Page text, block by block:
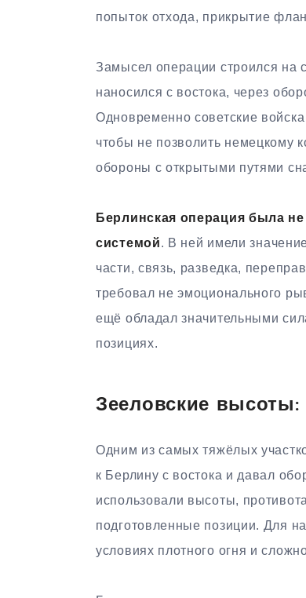
попыток отхода, прикрытие
Замысел операции строился на
наносился с востока, через
Одновременно советские
чтобы не позволить немецкому
обороны с открытыми путями
Берлинская операция была
системой. В ней имели
части, связь, разведка,
требовал не эмоционального
ещё обладал значительными
позициях.
Зееловские высоты:
Одним из самых тяжёлых
к Берлину с востока и давал
использовали высоты,
подготовленные позиции. Для
условиях плотного огня и